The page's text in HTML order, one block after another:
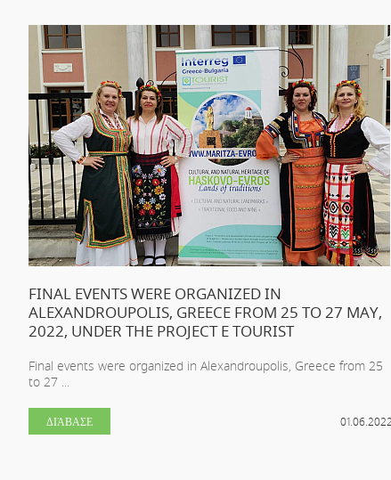
FINAL EVENTS WERE ORGANIZED IN
ALEXANDROUPOLIS, GREECE FROM 25 TO 27 MAY,
2022, UNDER THE PROJECT E TOURIST
Final events were organized in Alexandroupolis, Greece from 25
to 27 ...
01.06.2022
ΔΙΆΒΑΣΕ